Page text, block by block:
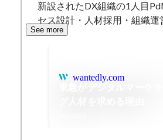
新設されたDX組織の1人目
セス設計・人材採用・組織運
See more
wantedly.com